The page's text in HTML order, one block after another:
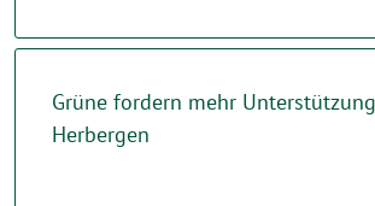
Grüne fordern mehr
Herbergen